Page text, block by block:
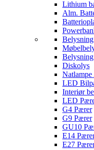
Lithium
Alm.
Belysning
Diskolys
Natlampe
LED
Interiør
LED
G4 Pærer
G9 Pærer
GU10
E14
E27